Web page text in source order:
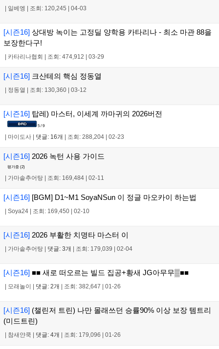
| 일베엥 | 조회: 120,245 | 04-03
[시즌16] 상대방 녹이는 고정딜 양학용 카타리나 - 최소 마관 88을
보장한다구!
| 카타리나협회 | 조회: 474,912 | 03-29
[시즌16] 크산테의 핵심 정동열
| 정동열 | 조회: 130,360 | 03-12
[시즌16] 탑레) 마스터, 이세계 까마귀의 2026버전
5 / 9
마이도사 댓글: 16개 조회: 288,204 02-23
[시즌16] 2026 녹턴 사용 가이드
평가중 (2)
| 가마솥추어탕 | 조회: 169,484 | 02-11
[시즌16] [BGM] D1~M1 SoyaNSun 이 정글 마오카이 하는법
| Soya24 | 조회: 169,450 | 02-10
[시즌16] 2026 부활한 치명타 마스터 이
| 가마솥추어탕 | 댓글: 3개 | 조회: 179,039 | 02-04
[시즌16] ■■ 새로 떠오르는 빌드 집공+황새 JG아무무▒■■
| 모래놀이 | 댓글: 2개 | 조회: 382,647 | 01-26
[시즌16] (챌린저 트린) 나만 몰래쓰던 승률90% 이상 보장 템트리
(미드트린)
| 참새얀쿡 | 댓글: 4개 | 조회: 179,096 | 01-26